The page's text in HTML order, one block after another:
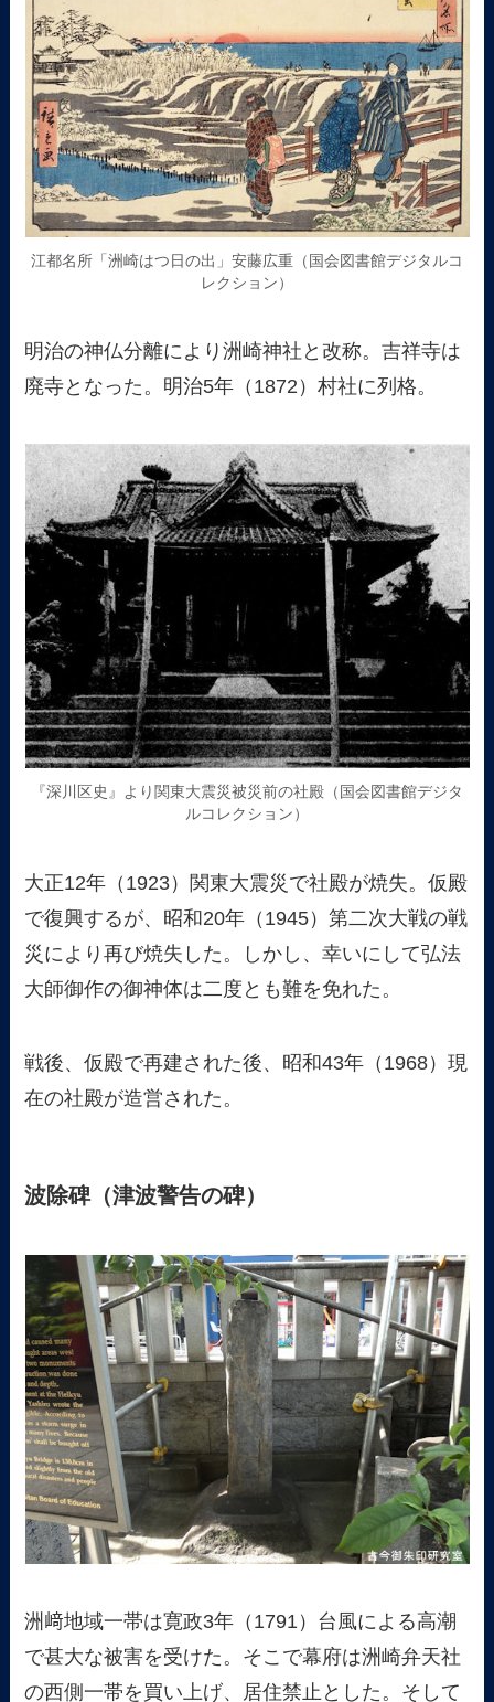
江都名所「洲崎はつ日の出」安藤広重（国会図書館デジタルコ
レクション）
明治の神仏分離により洲崎神社と改称。吉祥寺は
廃寺となった。明治5年（1872）村社に列格。
『深川区史』より関東大震災被災前の社殿（国会図書館デジタ
ルコレクション）
大正12年（1923）関東大震災で社殿が焼失。仮殿
で復興するが、昭和20年（1945）第二次大戦の戦
災により再び焼失した。しかし、幸いにして弘法
大師御作の御神体は二度とも難を免れた。
戦後、仮殿で再建された後、昭和43年（1968）現
在の社殿が造営された。
波除碑（津波警告の碑）
洲﨑地域一帯は寛政3年（1791）台風による高潮
で甚大な被害を受けた。そこで幕府は洲崎弁天社
の西側一帯を買い上げ、居住禁止とした。そして